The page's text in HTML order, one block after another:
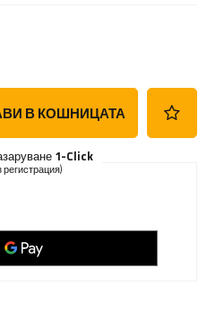
В КОШНИЦАТА
1-Click
регистрация)